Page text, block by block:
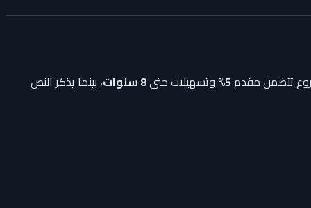
5% وتسهيلات حتى8 سنوات ، بينما يذكر النص